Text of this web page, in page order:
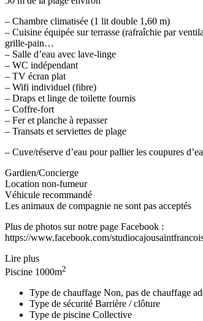
– Chambre climatisée (1 lit double 1,60 m)
– Cuisine équipée sur terrasse (rafraîchie par
grille-pain…
– Salle d’eau avec lave-linge
– WC indépendant
– TV écran plat
– Wifi individuel (fibre)
– Draps et linge de toilette fournis
– Coffre-fort
– Fer et planche à repasser
– Transats et serviettes de plage
– Cuve/réserve d’eau pour pallier les coupures
Gardien/Concierge
Location non-fumeur
Véhicule recommandé
Les animaux de compagnie ne sont pas acceptés
Plus de photos sur notre page Facebook :
https://www.facebook.com/
Lire plus
Piscine 1000m2
Type de chauffage Non, pas de chauffage
Type de sécurité Barrière / clôture
Type de piscine Collective